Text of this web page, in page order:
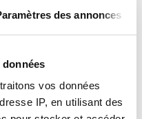
des annonces
traitons vos données
IP, en utilisant des
les regardes :
tiens.